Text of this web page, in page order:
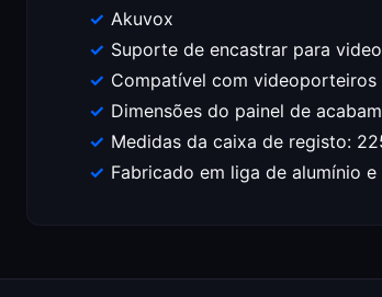
Akuvox
Suporte de encastrar para
Compatível com videoporteiros
Dimensões do painel de
Medidas da caixa de registo:
Fabricado em liga de alumínio